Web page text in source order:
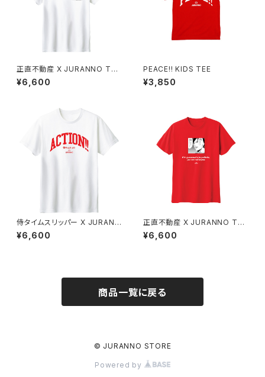
正直不動産 X JURANNO TEE
White
¥6,600
PEACE!! KIDS TEE
¥3,850
侍タイムスリッパー X JURANN
O "ACTION!!" TEE
¥6,600
正直不動産 X JURANNO TEE
Red
¥6,600
商品一覧に戻る
© JURANNO STORE
Powered by